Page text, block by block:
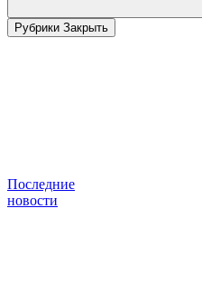
Рубрики Закрыть
Последние
новости